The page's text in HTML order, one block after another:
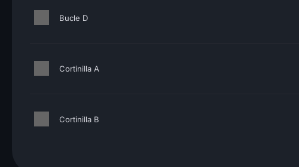
Bucle D
Cortinilla A
Cortinilla B